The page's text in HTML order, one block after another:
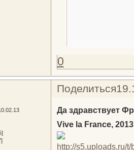
0
Поделиться
Да здравствует
Vive la France, 2013